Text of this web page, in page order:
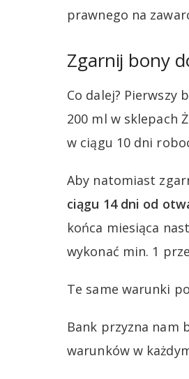
prawnego na
Zgarnij bony
Co dalej? Pierwszy
200 ml w sklepach
w ciągu 10 dni
Aby natomiast
ciągu 14 dni od
końca miesiąca
wykonać min. 1
Te same warunki
Bank przyzna nam
warunków w